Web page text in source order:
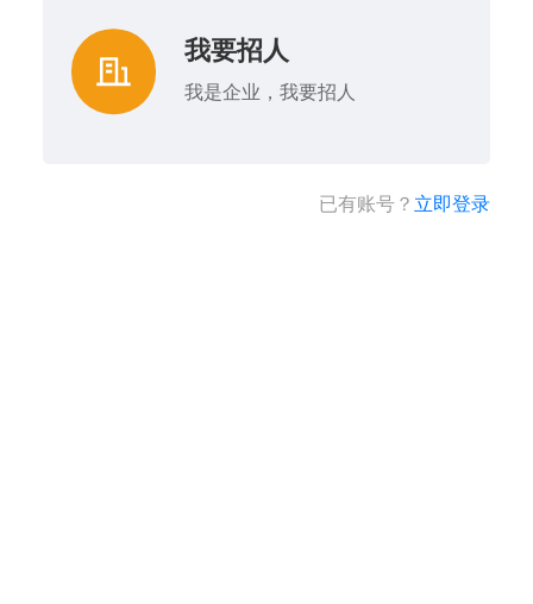
我要招人
我是企业，我要招人
已有账号？ 立即登录